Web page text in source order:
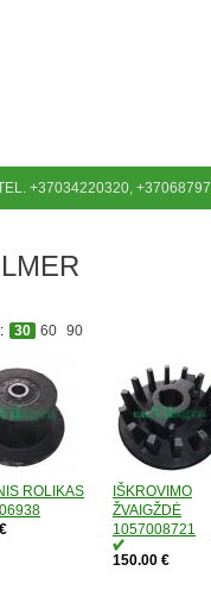
+37034220320,
30 60 90
ROLIKAS
IŠKROVIMO
ŽVAIGŽDĖ
1057008721
150.00 €